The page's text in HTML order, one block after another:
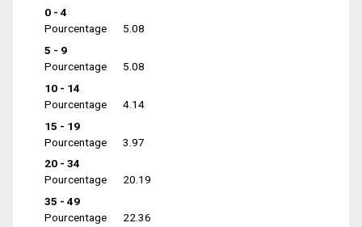
0 - 4
Pourcentage
5.08
5 - 9
Pourcentage
5.08
10 - 14
Pourcentage
4.14
15 - 19
Pourcentage
3.97
20 - 34
Pourcentage
20.19
35 - 49
Pourcentage
22.36